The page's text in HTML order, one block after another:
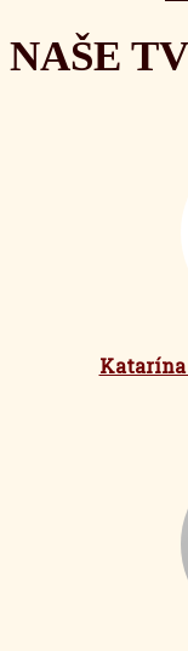
NAŠE
Katarína